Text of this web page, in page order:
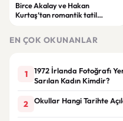
Birce Akalay ve Hakan
Kurtaş’tan romantik tatil
EN ÇOK OKUNANLAR
1
1972 İrlanda Fotoğrafı
Sarılan Kadın Kimdir?
2 Okullar Hangi Tarihte